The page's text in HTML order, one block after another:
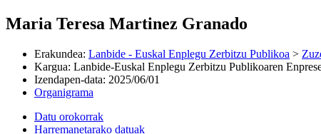
Maria Teresa Martinez Granado
Erakundea: Lanbide - Euskal Enplegu Zerbitzu Publikoa >
Kargua: Lanbide-Euskal Enplegu Zerbitzu Publikoaren
Izendapen-data: 2025/06/01
Organigrama
Datu orokorrak
Harremanetarako datuak